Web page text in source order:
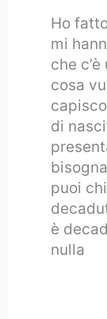
Ho
mi
che
cosa
di
puoi
è
nulla